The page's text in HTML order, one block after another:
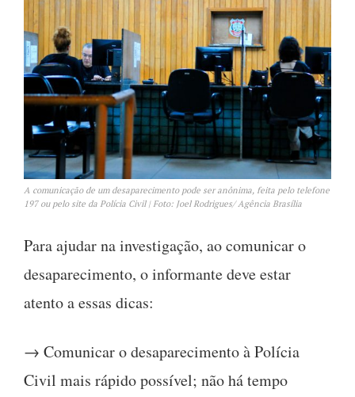
A comunicação de um desaparecimento pode ser anônima, feita pelo telefone
197 ou pelo site da Polícia Civil | Foto: Joel Rodrigues/ Agência Brasília
Para ajudar na investigação, ao comunicar o
desaparecimento, o informante deve estar
atento a essas dicas:
→ Comunicar o desaparecimento à Polícia
Civil mais rápido possível; não há tempo